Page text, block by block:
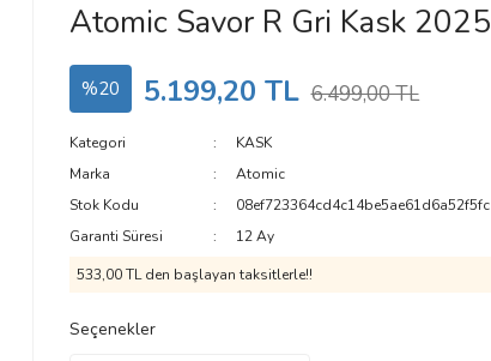
Atomic Savor R Gri Kask 2025
%20 5.199,20 TL 6.499,00 TL
Kategori
KASK
Marka
Atomic
Stok Kodu
08ef723364cd4c14be5ae61d6a52f5fc
Garanti Süresi
12 Ay
533,00 TL den başlayan taksitlerle!!
Seçenekler